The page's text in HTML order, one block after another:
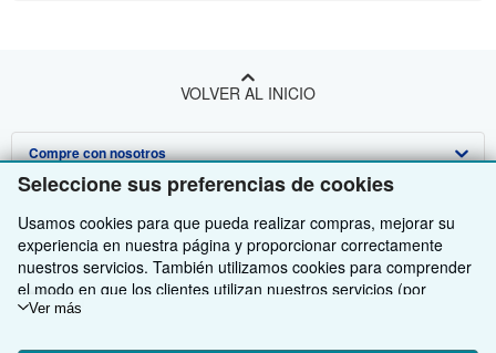
Seleccione sus preferencias de cookies
Usamos cookies para que pueda realizar compras, mejorar su
experiencia en nuestra página y proporcionar correctamente
nuestros servicios. También utilizamos cookies para comprender
el modo en que los clientes utilizan nuestros servicios (por
ejemplo, midiendo las visitas al sitio) y así poder realizar mejoras.
Ver más
VOLVER AL INICIO
Compre con nosotros
Búsqueda avanzada
Colecciones
Mi cuenta
Venda con nosotros
Comenzar a vender
Únase a nuestro programa de afiliados
Sobre nosotros
Sobre IberLibro
Obtener Ayuda